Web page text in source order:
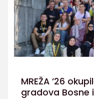
MREŽA ’26
gradova Bosne